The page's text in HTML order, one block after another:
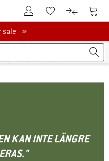
Till kundkontotTill minneslistan.
Till Till
sale »
KAN INTE LÄNGRE